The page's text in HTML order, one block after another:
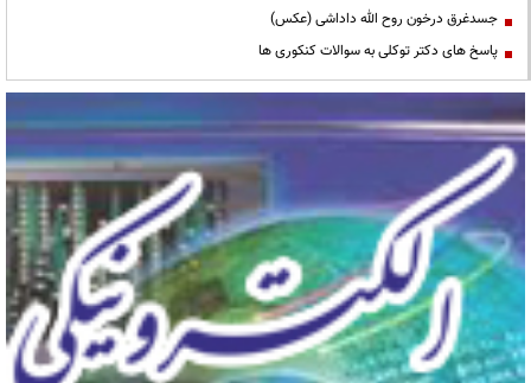
جسدغرق درخون روح الله داداشی (عکس)
پاسخ های دکتر توکلی به سوالات کنکوری ها